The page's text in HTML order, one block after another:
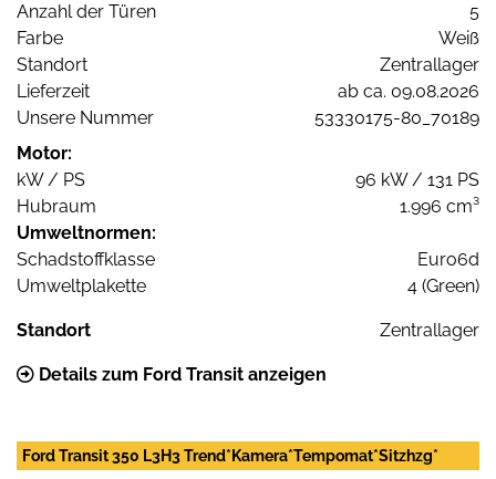
Anzahl der Türen
5
Farbe
Weiß
Standort
Zentrallager
Lieferzeit
ab ca. 09.08.2026
Unsere Nummer
53330175-80_70189
Motor:
kW / PS
96 kW / 131 PS
Hubraum
1.996 cm³
Umweltnormen:
Schadstoffklasse
Euro6d
Umweltplakette
4 (Green)
Standort Zentrallager
Details zum Ford Transit anzeigen
Ford Transit 350 L3H3 Trend*Kamera*Tempomat*Sitzhzg*